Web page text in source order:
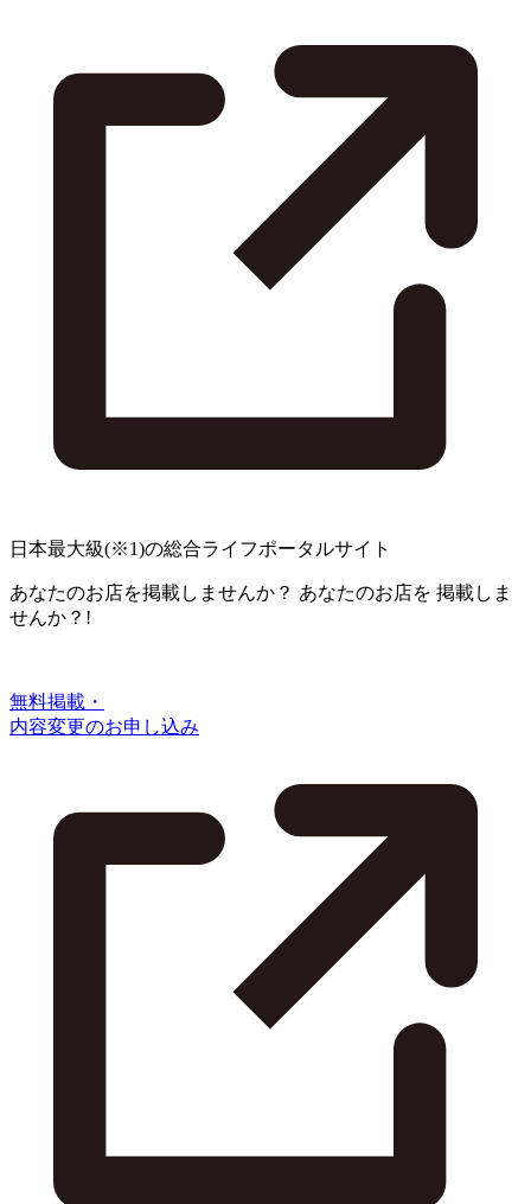
日本最大級(※1)の総合ライフポータルサイト
あなたのお店を掲載しませんか？ あなたのお店を 掲載しま
せんか？!
無料掲載・
内容変更のお申し込み